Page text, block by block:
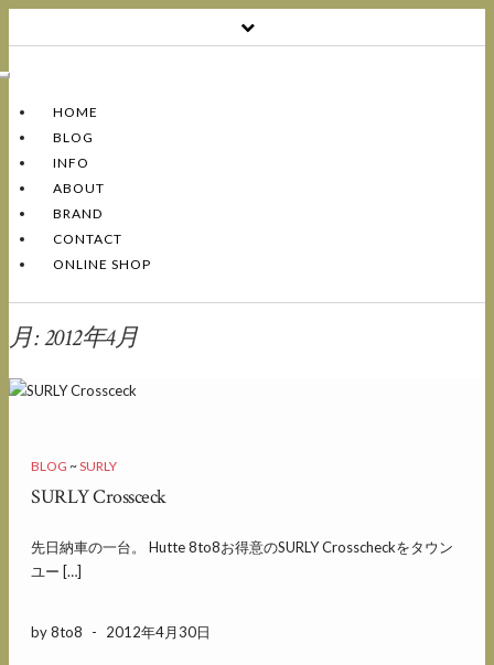
Toggle
HOME
BLOG
INFO
ABOUT
BRAND
CONTACT
ONLINE SHOP
月:2012年4月
BLOG ~SURLY
SURLY Crossceck
先日納車の一台。 Hutte 8to8お得意のSURLY Crosscheckをタウン
ユー […]
by 8to8 - 2012年4月30日